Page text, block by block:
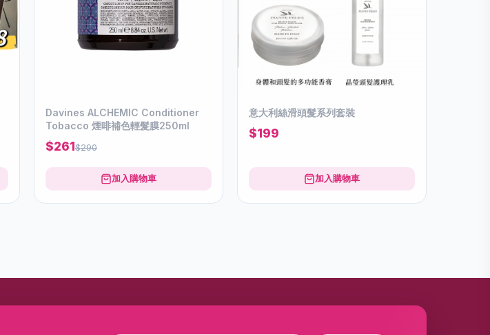
Davines ALCHEMIC Conditioner
Tobacco 煙啡補色輕髮膜250ml
$261$290
加入購物車
意大利絲滑頭髮系列套裝
$199
加入購物車